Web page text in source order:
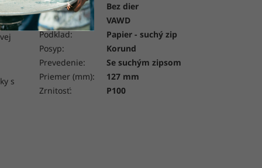
s
Dierovanie:
Bez dier
Kvalita:
VAWD
Podklad:
Papier - suchý zip
Posyp:
Korund
Prevedenie:
Se suchým zipsom
Priemer (mm):
127 mm
Zrnitosť:
P100